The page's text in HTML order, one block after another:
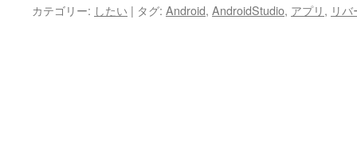
カテゴリー: したい | タグ: Android, AndroidStudio, アプリ, リ